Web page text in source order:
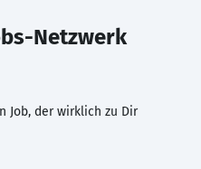
Netzwerk
Job, der wirklich zu Dir